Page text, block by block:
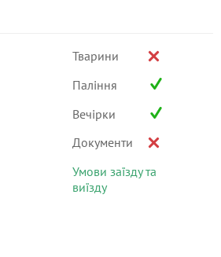
Тварини
Паління
Вечірки
Документи
Умови заїзду та
виїзду